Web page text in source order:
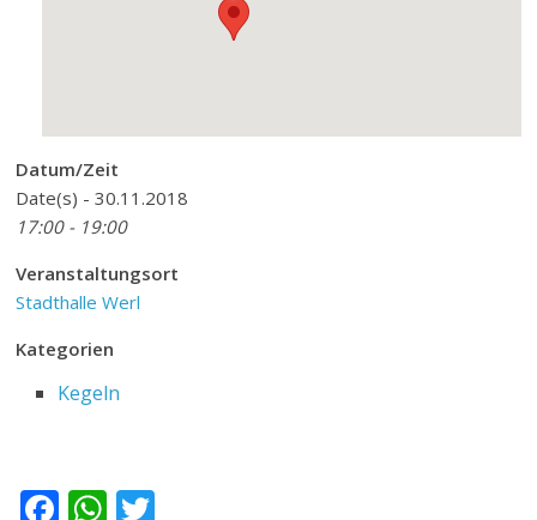
Datum/Zeit
Date(s) - 30.11.2018
17:00 - 19:00
Veranstaltungsort
Stadthalle Werl
Kategorien
Kegeln
F W